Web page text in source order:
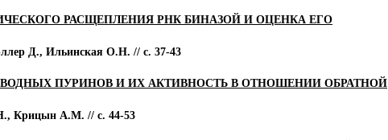
РАСЩЕПЛЕНИЯ РНК БИНАЗОЙ И ОЦЕНКА ЕГО
Д., Ильинская О.Н. // с. 37-43
ПУРИНОВ И ИХ АКТИВНОСТЬ В ОТНОШЕНИИ ОБРАТНОЙ
Крицын А.М. // с. 44-53